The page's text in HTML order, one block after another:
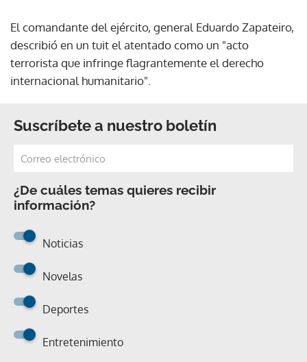
El comandante del ejército, general Eduardo Zapateiro,
describió en un tuit el atentado como un "acto
terrorista que infringe flagrantemente el derecho
internacional humanitario".
Suscríbete a nuestro boletín
¿De cuáles temas quieres recibir
información?
Noticias
Novelas
Deportes
Entretenimiento